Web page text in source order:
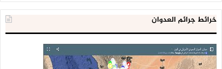
خرائط جرائم العدوان